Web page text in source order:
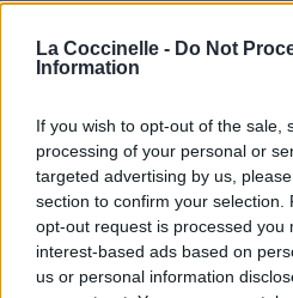
La Coccinelle - Do Not
Information
If you wish to opt-out of the sale,
processing of your personal or
targeted advertising by us,
section to confirm your selection.
opt-out request is processed you
interest-based ads based on
us or personal information